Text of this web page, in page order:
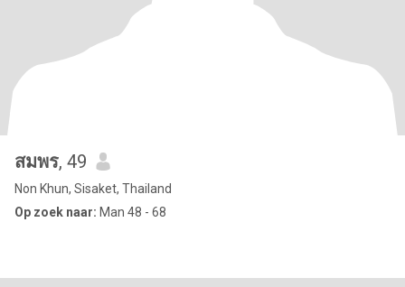
สมพร, 49
Non Khun, Sisaket, Thailand
Op zoek naar: Man 48 - 68